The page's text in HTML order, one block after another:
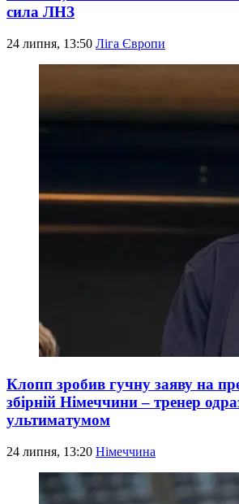
сила ЛНЗ
24 липня, 13:50 Ліга Європи
Клопп зробив гучну заяву на
збірній Німеччини – тренер
ультиматумом
24 липня, 13:20 Німеччина